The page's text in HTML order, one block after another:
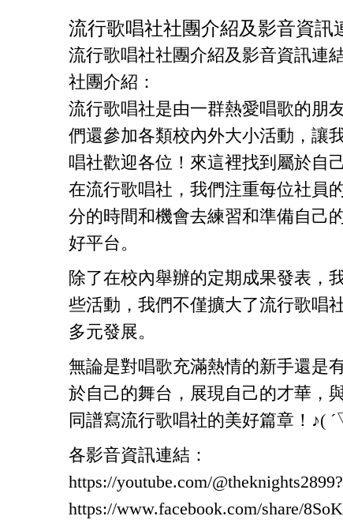
流行歌唱社社團介紹及影音資訊
流行歌唱社社團介紹及影音資
社團介紹：
流行歌唱社是由一群熱愛唱歌的朋
們還參加各類校內外大小活動，讓
唱社歡迎各位！來這裡找到屬於自
在流行歌唱社，我們注重每位社員
分的時間和機會去練習和準備自己
好平台。
除了在校內舉辦的定期成果發表，
些活動，我們不僅擴大了流行歌唱
多元發展。
無論是對唱歌充滿熱情的新手還是
於自己的舞台，展現自己的才華，
同譜寫流行歌唱社的美好篇章！♪(
各影音資訊連結：
https://youtube.com/
https://www.facebook.com/share/